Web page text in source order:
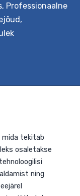
, Professionaalne
,